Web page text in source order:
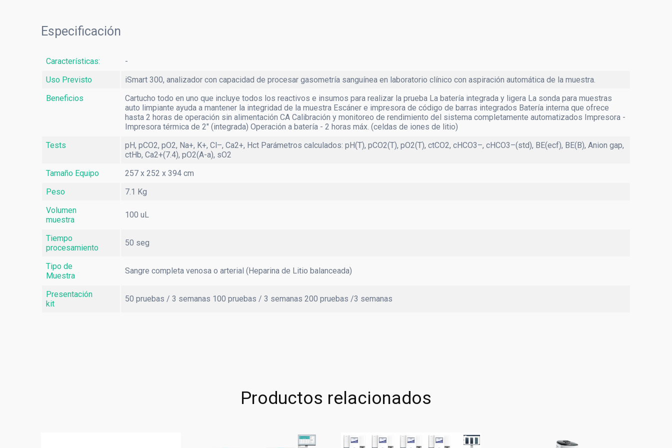
Especificación
Características:
-
Uso Previsto
iSmart 300, analizador con capacidad de procesar gasometría sanguínea en laboratorio clínico con aspiración automática de la muestra.
Beneficios
Cartucho todo en uno que incluye todos los reactivos e insumos para realizar la prueba La batería integrada y ligera La sonda para muestras
auto limpiante ayuda a mantener la integridad de la muestra Escáner e impresora de código de barras integrados Batería interna que ofrece
hasta 2 horas de operación sin alimentación CA Calibración y monitoreo de rendimiento del sistema completamente automatizados Impresora -
Impresora térmica de 2″ (integrada) Operación a batería - 2 horas máx. (celdas de iones de litio)
Tests
pH, pCO2, pO2, Na+, K+, Cl–, Ca2+, Hct Parámetros calculados: pH(T), pCO2(T), pO2(T), ctCO2, cHCO3–, cHCO3–(std), BE(ecf), BE(B), Anion gap,
ctHb, Ca2+(7.4), pO2(A-a), sO2
Tamaño Equipo
257 x 252 x 394 cm
Peso
7.1 Kg
Volumen
muestra
100 uL
Tiempo
procesamiento
50 seg
Tipo de
Muestra
Sangre completa venosa o arterial (Heparina de Litio balanceada)
Presentación
kit
50 pruebas / 3 semanas 100 pruebas / 3 semanas 200 pruebas /3 semanas
Productos relacionados